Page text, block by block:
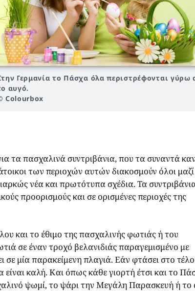
Γερμανία το Πάσχα όλα περιστρέφονται γύρω
αυγό.
Colourbox
τα πασχαλινά συντριβάνια, που τα συναντά
των περιοχών αυτών διακοσμούν όλοι
νέα και πρωτότυπα σχέδια. Τα
προορισμούς και σε ορισμένες περιοχές της
και το έθιμο της πασχαλινής φωτιάς ή του
σε έναν τροχό βελανιδιάς παραγεμισμένο με
μία παρακείμενη πλαγιά. Εάν φτάσει στο
καλή. Και όπως κάθε γιορτή έτσι και το
ψωμί, το ψάρι την Μεγάλη Παρασκευή ή το